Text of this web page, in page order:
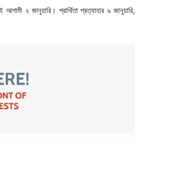
২ জানুয়ারি। প্রার্থিতা প্রত্যাহার ৯ জানুয়ারি,